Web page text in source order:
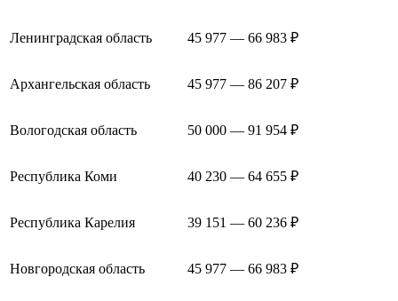
Ленинградская область 45 977 — 66 983 ₽
Архангельская область 45 977 — 86 207 ₽
Вологодская область 50 000 — 91 954 ₽
Республика Коми 40 230 — 64 655 ₽
Республика Карелия 39 151 — 60 236 ₽
Новгородская область 45 977 — 66 983 ₽